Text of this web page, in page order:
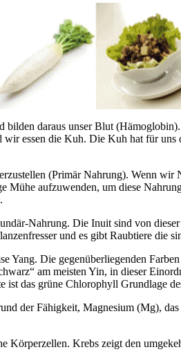
daraus unser Blut
essen die Kuh. Die Kuh hat für uns
(Primär Nahrung). Wenn wir
Mühe aufzuwenden, um diese
Nahrung. Die Inuit sind von
und es gibt Raubtiere die
Yang. Die gegenüberliegenden
am meisten Yin, in dieser
ist das grüne Chlorophyll Grundlage
der Fähigkeit, Magnesium (Mg),
Krebs zeigt den